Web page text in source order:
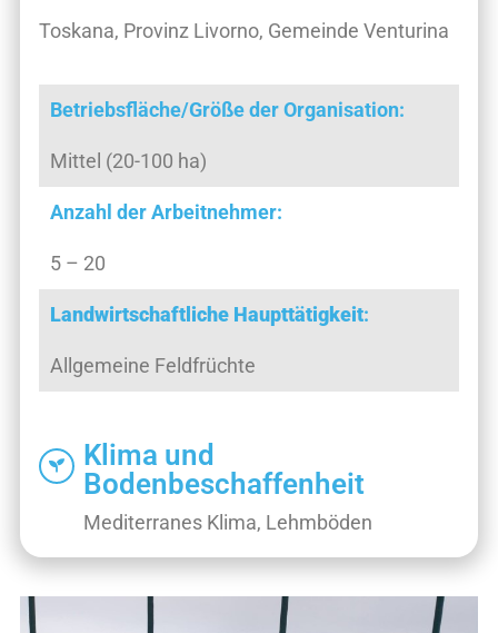
Toskana, Provinz Livorno, Gemeinde Venturina
Betriebsfläche/Größe der Organisation:
Mittel (20-100 ha)
Anzahl der Arbeitnehmer:
5 – 20
Landwirtschaftliche Haupttätigkeit:
Allgemeine Feldfrüchte
Klima und
Bodenbeschaffenheit
Mediterranes Klima, Lehmböden